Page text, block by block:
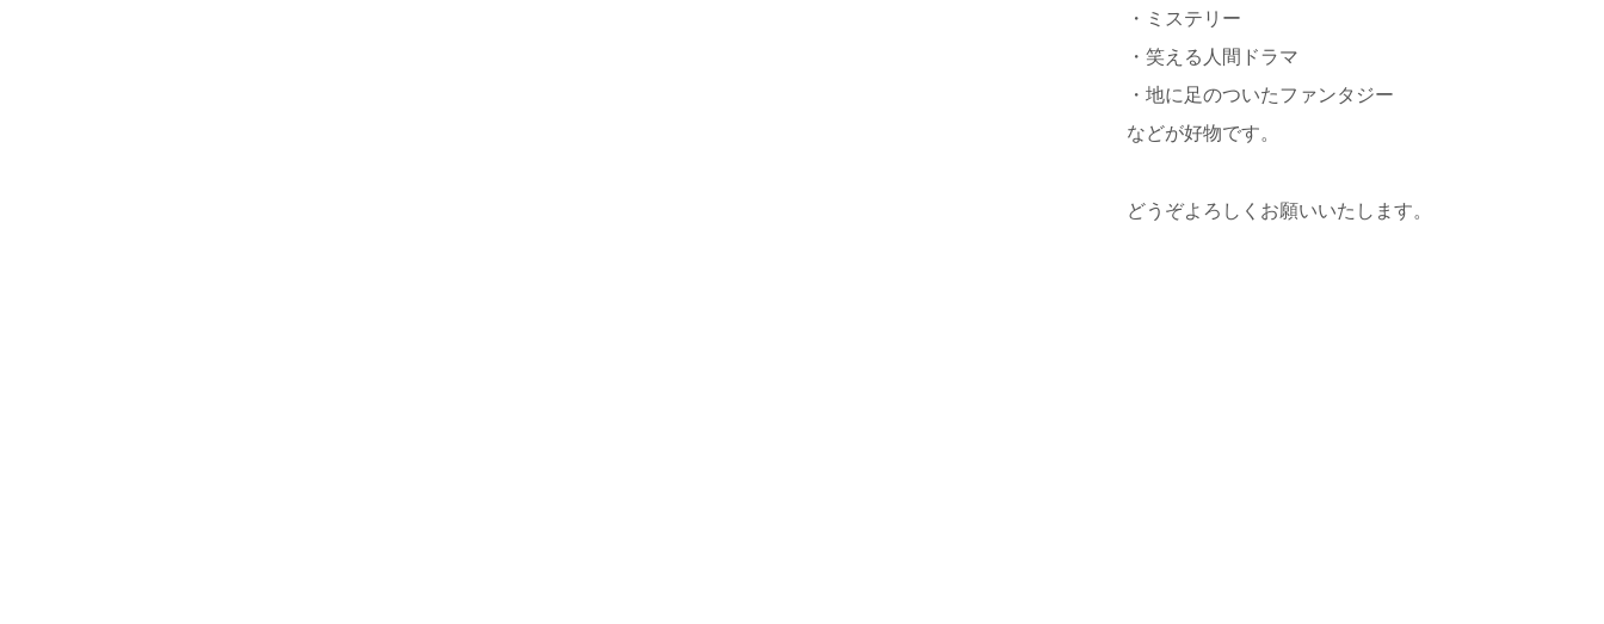
・ミステリー
・笑える人間ドラマ
・地に足のついたファンタジー
などが好物です。
どうぞよろしくお願いいたします。